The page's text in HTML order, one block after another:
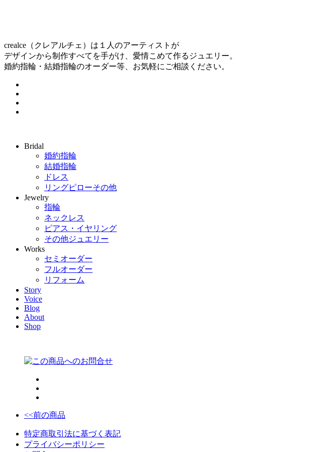
crealce（クレアルチェ）は１人のアーティストが
デザインから制作すべてを手がけ、愛情こめて作るジュエリー。
婚約指輪・結婚指輪のオーダー等、お気軽にご相談ください。
Bridal
婚約指輪
結婚指輪
ドレス
リングピローその他
Jewelry
指輪
ネックレス
ピアス・イヤリング
その他ジュエリー
Works
セミオーダー
フルオーダー
リフォーム
Story
Voice
Blog
About
Shop
<<前の商品
特定商取引法に基づく表記
プライバシーポリシー